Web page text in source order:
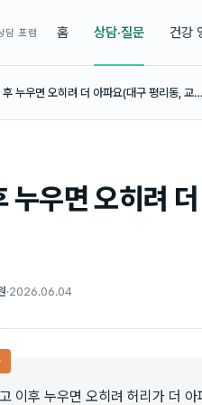
담 포럼 홈 상담·질문 건강
후 누우면 오히려 더 아파요(대구 평리동, 교…
누우면 오히려
·2026.06.04
이후 누우면 오히려 허리가 더 아